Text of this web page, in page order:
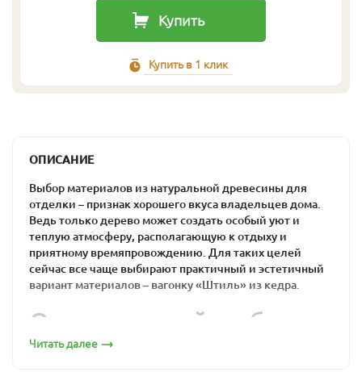
Купить
Купить в 1 клик
ОПИСАНИЕ
Выбор материалов из натуральной древесины для
отделки – признак хорошего вкуса владельцев дома.
Ведь только дерево может создать особый уют и
теплую атмосферу, располагающую к отдыху и
приятному времяпровождению. Для таких целей
сейчас все чаще выбирают практичный и эстетичный
вариант материалов – вагонку «Штиль» из кедра.
Оптимальный выбор
для загородного дома
Читать далее